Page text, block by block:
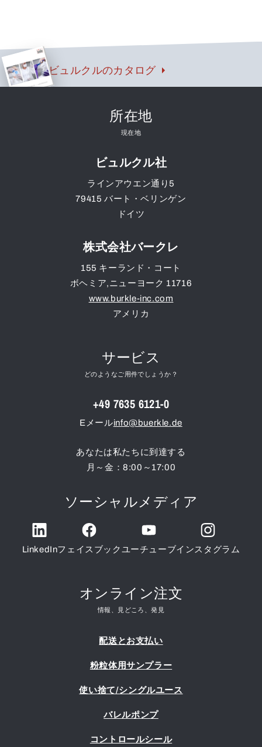
ます。
ビュルクルのカタログ
所在地
現在地
ビュルクル社
ラインアウエン通り5
79415 バート・ベリンゲン
ドイツ
株式会社バークレ
155 キーランド・コート
ボヘミア,ニューヨーク 11716
www.burkle-inc.com
アメリカ
サービス
どのようなご用件でしょうか？
+49 7635 6121-0
Eメールinfo@buerkle.de
あなたは私たちに到達する
月～金：8:00～17:00
ソーシャルメディア
LinkedInフェイスブックユーチューブインスタグラム
オンライン注文
情報、見どころ、発見
配送とお支払い
粉粒体用サンプラー
使い捨て/シングルユース
バレルポンプ
コントロールシール